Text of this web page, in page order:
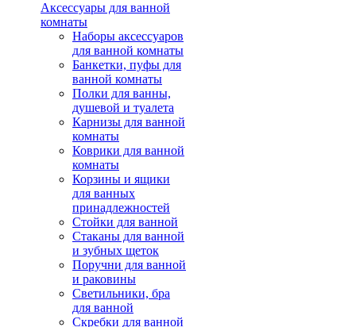
Аксессуары для ванной
комнаты
Наборы аксессуаров
для ванной комнаты
Банкетки, пуфы для
ванной комнаты
Полки для ванны,
душевой и туалета
Карнизы для ванной
комнаты
Коврики для ванной
комнаты
Корзины и ящики
для ванных
принадлежностей
Стойки для ванной
Стаканы для ванной
и зубных щеток
Поручни для ванной
и раковины
Светильники, бра
для ванной
Скребки для ванной